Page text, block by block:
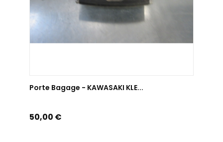
Porte Bagage - KAWASAKI KLE...
Prix
50,00 €